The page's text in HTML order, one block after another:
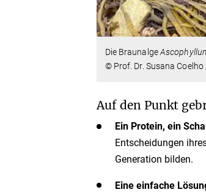
Die Braunalge
© Prof. Dr. Susana
Auf den Punkt
Ein Protein, ein
Entscheidungen
Generation bilden.
Eine einfache